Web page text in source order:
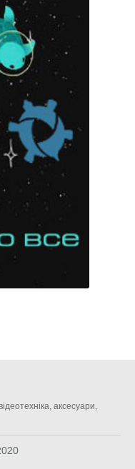
аксесуари,